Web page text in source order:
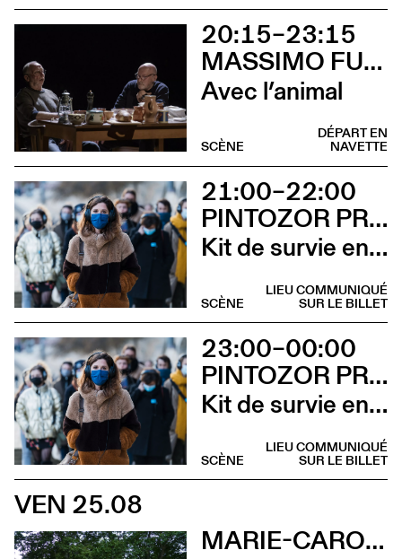
20:15–23:15
MASSIMO FURLAN ET CLAIRE DE RIBAUPIERRE
Avec l’animal
DÉPART EN
NAVETTE
SCÈNE
21:00–22:00
PINTOZOR PROD. ET MARION THOMAS
Kit de survie en territoire masculiniste
LIEU COMMUNIQUÉ
SUR LE BILLET
SCÈNE
23:00–00:00
PINTOZOR PROD. ET MARION THOMAS
Kit de survie en territoire masculiniste
LIEU COMMUNIQUÉ
SUR LE BILLET
SCÈNE
VEN 25.08
MARIE-CAROLINE HOMINAL